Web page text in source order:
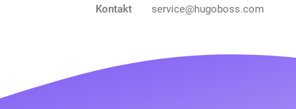
Kontakt
service@hugoboss.com